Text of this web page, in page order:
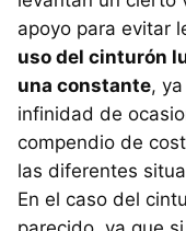
apoyo para evitar
uso del cinturón
una constante,
infinidad de
compendio de
las diferentes
En el caso del